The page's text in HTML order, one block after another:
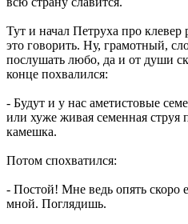
Тут и начал Петруха про
это говорить. Ну, грамотный,
послушать любо, да и от души
конце похвалился:
- Будут и у нас аметистовые
или хуже живая семенная струя
камешка.
Потом спохватился:
- Постой! Мне ведь опять скоро
мной. Поглядишь.